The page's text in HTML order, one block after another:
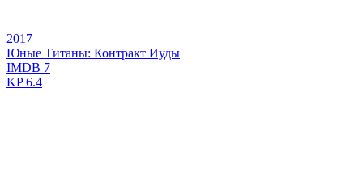
2017
Юные Титаны: Контракт Иуды
IMDB 7
KP6.4